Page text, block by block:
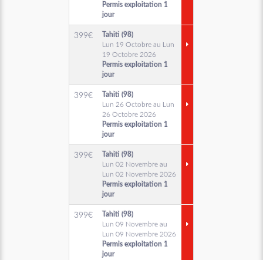
Permis exploitation 1
jour
399€
Tahiti (98)
Lun 19 Octobre au Lun
19 Octobre 2026
Permis exploitation 1
jour
399€
Tahiti (98)
Lun 26 Octobre au Lun
26 Octobre 2026
Permis exploitation 1
jour
399€
Tahiti (98)
Lun 02 Novembre au
Lun 02 Novembre 2026
Permis exploitation 1
jour
399€
Tahiti (98)
Lun 09 Novembre au
Lun 09 Novembre 2026
Permis exploitation 1
jour